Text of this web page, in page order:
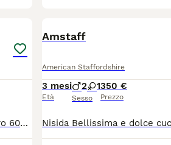
Bellissimo cucciolo di Amstaff di colore bianco cedesi ad euro 600 corredato di libretto sanitario con profilassi vaccinale, microchip e pedigree ENCI. Il cucciolo è visibile assieme ai genitori in sede. Per maggiori informazioni contattare il 3533660041
Amstaff
American Staffordshire
3 mesi
Età
2 1
Sesso
350 €
Prezzo